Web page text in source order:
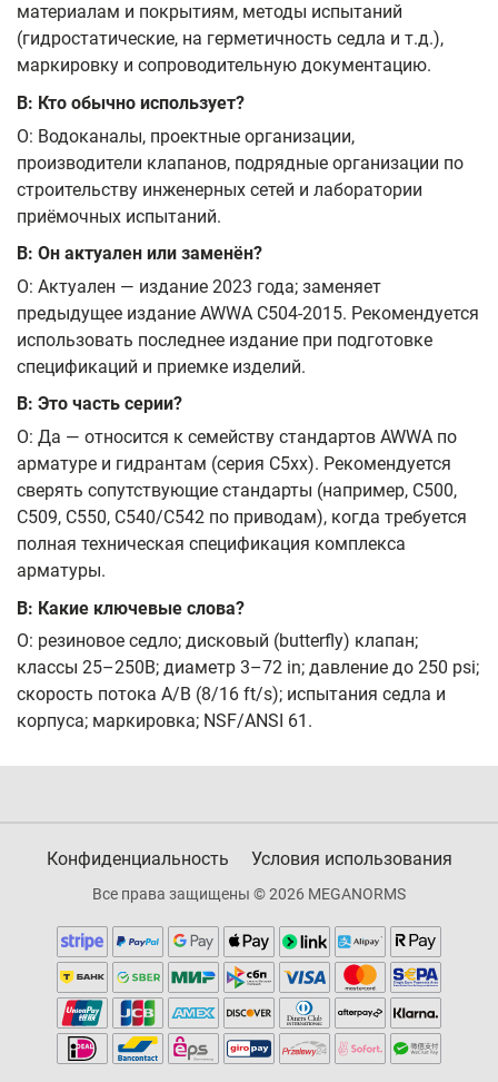
материалам и покрытиям, методы испытаний
(гидростатические, на герметичность седла и т.д.),
маркировку и сопроводительную документацию.
В: Кто обычно использует?
О: Водоканалы, проектные организации,
производители клапанов, подрядные организации по
строительству инженерных сетей и лаборатории
приёмочных испытаний.
В: Он актуален или заменён?
О: Актуален — издание 2023 года; заменяет
предыдущее издание AWWA C504‑2015. Рекомендуется
использовать последнее издание при подготовке
спецификаций и приемке изделий.
В: Это часть серии?
О: Да — относится к семейству стандартов AWWA по
арматуре и гидрантам (серия C5xx). Рекомендуется
сверять сопутствующие стандарты (например, C500,
C509, C550, C540/C542 по приводам), когда требуется
полная техническая спецификация комплекса
арматуры.
В: Какие ключевые слова?
О: резиновое седло; дисковый (butterfly) клапан;
классы 25–250B; диаметр 3–72 in; давление до 250 psi;
скорость потока A/B (8/16 ft/s); испытания седла и
корпуса; маркировка; NSF/ANSI 61.
Конфиденциальность Условия использования
Все права защищены © 2026 MEGANORMS